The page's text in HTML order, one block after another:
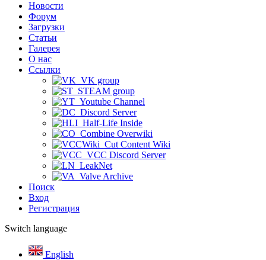
Новости
Форум
Загрузки
Статьи
Галерея
О нас
Ссылки
VK group
STEAM group
Youtube Channel
Discord Server
Half-Life Inside
Combine Overwiki
Cut Content Wiki
VCC Discord Server
LeakNet
Valve Archive
Поиск
Вход
Регистрация
Switch language
English